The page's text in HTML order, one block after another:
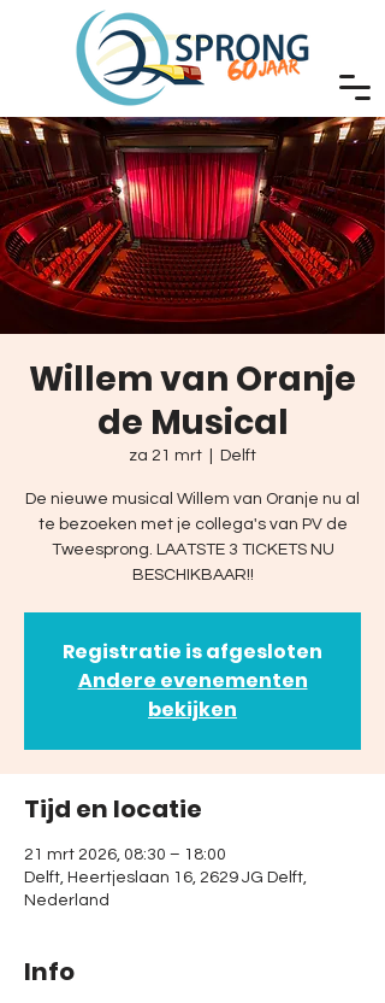
Willem van Oranje
de Musical
za 21 mrt Delft
De nieuwe musical Willem van Oranje nu al
te bezoeken met je collega's van PV de
Tweesprong. LAATSTE 3 TICKETS NU
BESCHIKBAAR!!
Registratie is afgesloten
Andere evenementen
bekijken
Tijd en locatie
21 mrt 2026, 08:30 – 18:00
Delft, Heertjeslaan 16, 2629 JG Delft,
Nederland
Info